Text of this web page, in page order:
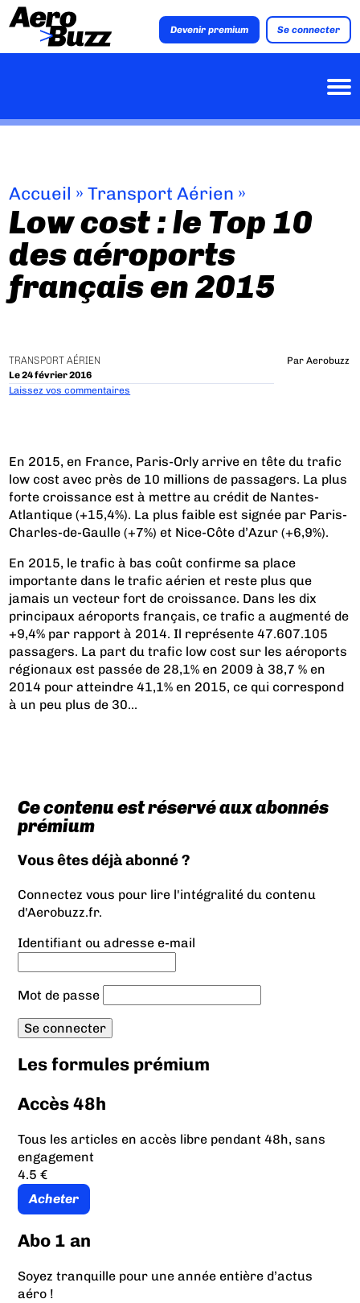
Devenir premium Se connecter
Accueil »Transport Aérien »
Low cost : le Top 10
des aéroports
français en 2015
TRANSPORT AÉRIEN
Le 24 février 2016
Par Aerobuzz
Laissez vos commentaires
En 2015, en France, Paris-Orly arrive en tête du trafic
low cost avec près de 10 millions de passagers. La plus
forte croissance est à mettre au crédit de Nantes-
Atlantique (+15,4%). La plus faible est signée par Paris-
Charles-de-Gaulle (+7%) et Nice-Côte d’Azur (+6,9%).
En 2015, le trafic à bas coût confirme sa place
importante dans le trafic aérien et reste plus que
jamais un vecteur fort de croissance. Dans les dix
principaux aéroports français, ce trafic a augmenté de
+9,4% par rapport à 2014. Il représente 47.607.105
passagers. La part du trafic low cost sur les aéroports
régionaux est passée de 28,1% en 2009 à 38,7 % en
2014 pour atteindre 41,1% en 2015, ce qui correspond
à un peu plus de 30...
Ce contenu est réservé aux abonnés
prémium
Vous êtes déjà abonné ?
Connectez vous pour lire l'intégralité du contenu
d'Aerobuzz.fr.
Identifiant ou adresse e-mail
Mot de passe
Les formules prémium
Accès 48h
Tous les articles en accès libre pendant 48h, sans
engagement
4.5 €
Acheter
Abo 1 an
Soyez tranquille pour une année entière d’actus
aéro !